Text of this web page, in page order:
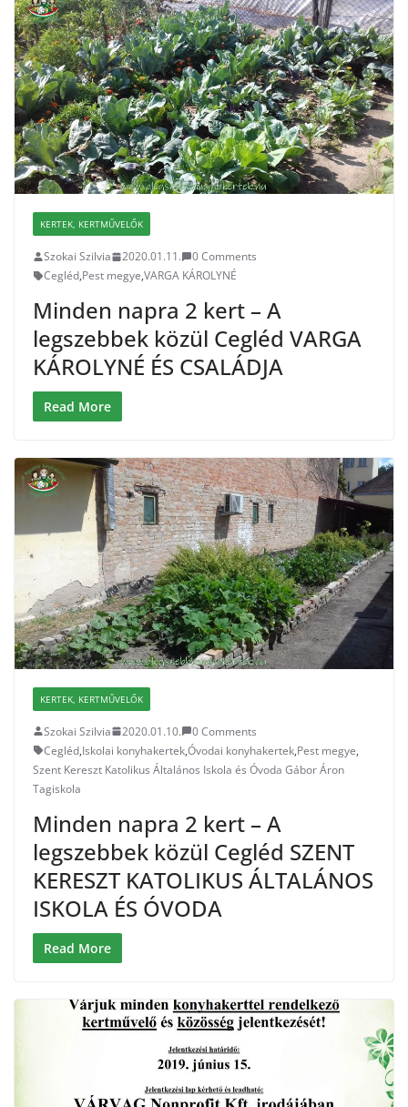
KERTEK, KERTMŰVELŐK
Szokai Szilvia 2020.01.11.
0 Comments
Cegléd,Pest megye,VARGA KÁROLYNÉ
Minden napra 2 kert – A
legszebbek közül Cegléd VARGA
KÁROLYNÉ ÉS CSALÁDJA
Read More
KERTEK, KERTMŰVELŐK
Szokai Szilvia 2020.01.10.
0 Comments
Cegléd,Iskolai konyhakertek,Óvodai konyhakertek,Pest megye,
Szent Kereszt Katolikus Általános Iskola és Óvoda Gábor Áron
Tagiskola
Minden napra 2 kert – A
legszebbek közül Cegléd SZENT
KERESZT KATOLIKUS ÁLTALÁNOS
ISKOLA ÉS ÓVODA
Read More